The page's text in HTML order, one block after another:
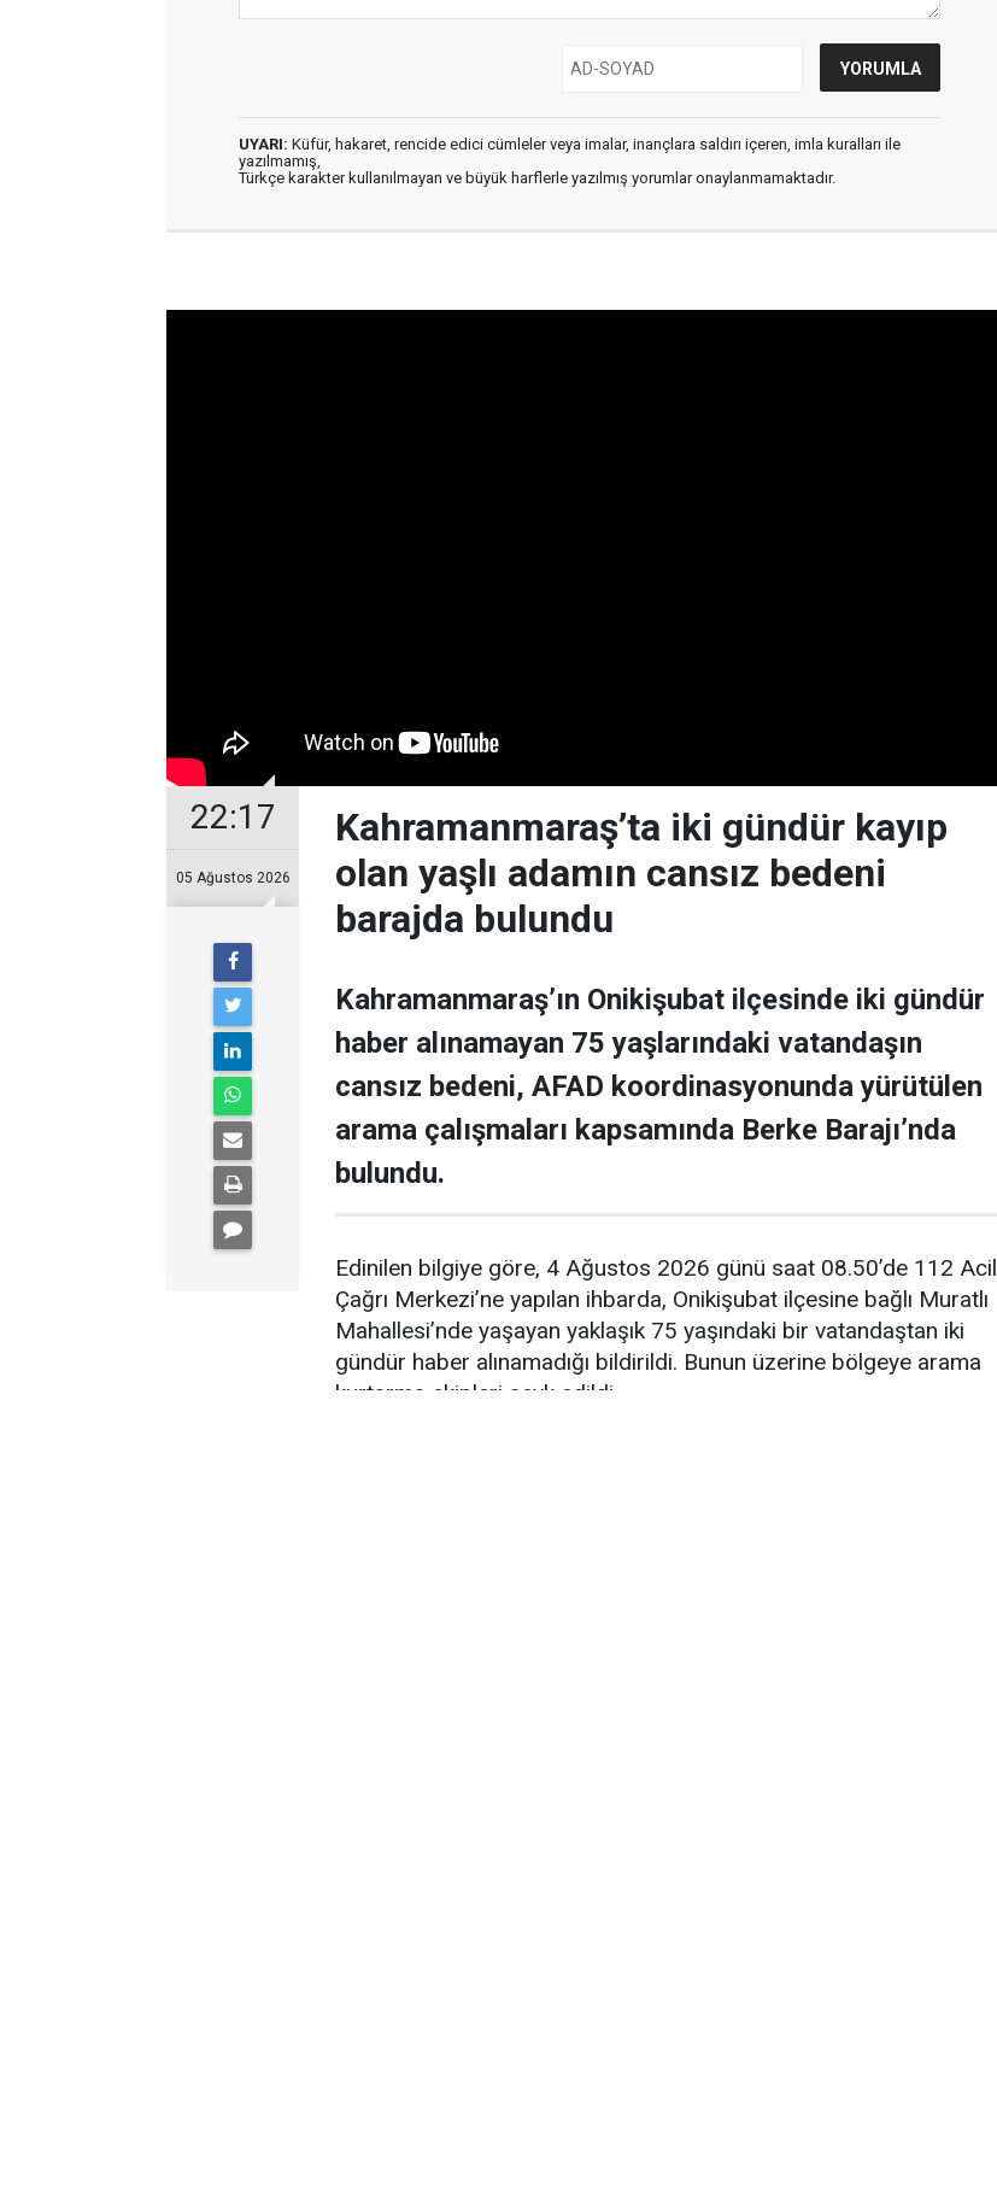
UYARI: Küfür, hakaret, rencide edici cümleler veya imalar, inançlara saldırı içeren, imla kuralları ile
yazılmamış,
Türkçe karakter kullanılmayan ve büyük harflerle yazılmış yorumlar onaylanmamaktadır.
22:17
05 Ağustos 2026
Kahramanmaraş’ta iki gündür kayıp
olan yaşlı adamın cansız bedeni
barajda bulundu
Kahramanmaraş’ın Onikişubat ilçesinde iki gündür
haber alınamayan 75 yaşlarındaki vatandaşın
cansız bedeni, AFAD koordinasyonunda yürütülen
arama çalışmaları kapsamında Berke Barajı’nda
bulundu.
Edinilen bilgiye göre, 4 Ağustos 2026 günü saat 08.50’de 112 Acil
Çağrı Merkezi’ne yapılan ihbarda, Onikişubat ilçesine bağlı Muratlı
Mahallesi’nde yaşayan yaklaşık 75 yaşındaki bir vatandaştan iki
gündür haber alınamadığı bildirildi. Bunun üzerine bölgeye arama
kurtarma ekipleri sevk edildi.